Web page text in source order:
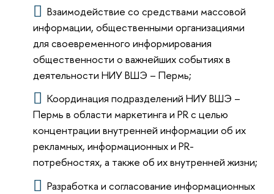
Взаимодействие со средствами массовой
информации, общественными организациями
для своевременного информирования
общественности о важнейших событиях в
деятельности НИУ ВШЭ – Пермь;
Координация подразделений НИУ ВШЭ –
Пермь в области маркетинга и PR с целью
концентрации внутренней информации об их
рекламных, информационных и PR-
потребностях, а также об их внутренней жизни;
Разработка и согласование информационных